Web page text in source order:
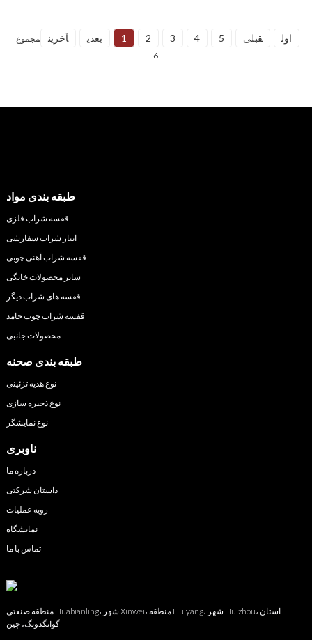
اول قبلی 1 2 3 4 5 بعدی آخرین
مجموع
6
طبقه بندی مواد
قفسه شراب فلزی
انبار شراب سفارشی
قفسه شراب آهنی چوبی
سایر محصولات خانگی
قفسه های شراب دیگر
قفسه شراب چوب جامد
محصولات جانبی
طبقه بندی صحنه
نوع هدیه تزئینی
نوع ذخیره سازی
نوع نمایشگر
ناوبری
درباره ما
داستان شرکتی
رویه عملیات
نمایشگاه
تماس با ما
منطقه صنعتی Huabianling، شهر Xinwei، منطقه Huiyang، شهر Huizhou، استان
گوانگدونگ، چین